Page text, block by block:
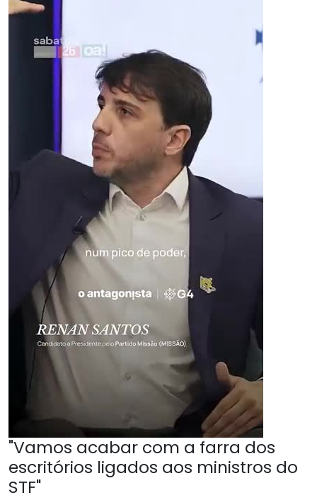
"Vamos acabar com a farra dos
escritórios ligados aos ministros do
STF"